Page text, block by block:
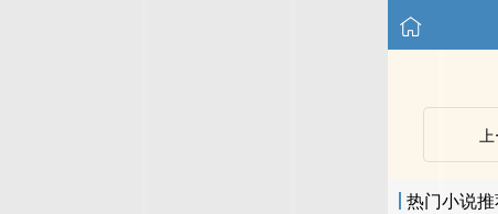
热门小说